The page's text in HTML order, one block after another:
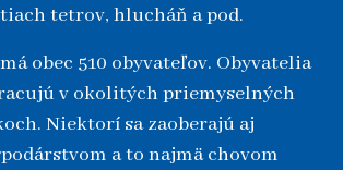
tetrov, hlucháň a pod.
obec 510 obyvateľov. Obyvatelia
v okolitých priemyselných
Niektorí sa zaoberajú aj
a to najmä chovom